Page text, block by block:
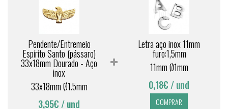
Pendente/Entremeio
Espírito Santo (pássaro)
33x18mm Dourado - Aço
inox
33x18mm Ø1.5mm
3,95€ / und
Letra aço inox 11mm
furo:1,5mm
11mm Ø1mm
0,18€ / und
COMPRAR